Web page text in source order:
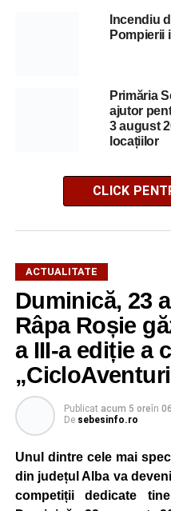
Incendiu
Pompierii
Primăria
ajutor
3 august
locațiilor
CLICK
ACTUALITATE
Duminică, 23
Râpa Roșie
a III-a ediție a
Publicat acum 5 oreîn
De sebesinfo.ro
Unul dintre cele mai
din județul Alba va
competiții dedicate